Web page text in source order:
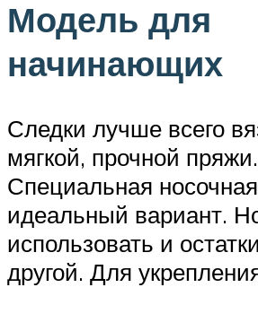
Модель для
начинающих
Следки лучше всего
мягкой, прочной пряжи.
Специальная
идеальный вариант.
использовать и
другой. Для